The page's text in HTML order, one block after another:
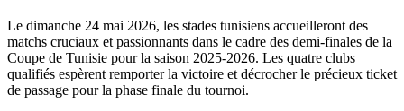
Le dimanche 24 mai 2026, les stades tunisiens accueilleront des
matchs cruciaux et passionnants dans le cadre des demi-finales de la
Coupe de Tunisie pour la saison 2025-2026. Les quatre clubs
qualifiés espèrent remporter la victoire et décrocher le précieux ticket
de passage pour la phase finale du tournoi.